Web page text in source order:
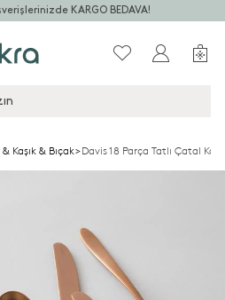
KARGO BEDAVA!
Kaşık & Bıçak>Davis 18 Parça Tatlı Çatal